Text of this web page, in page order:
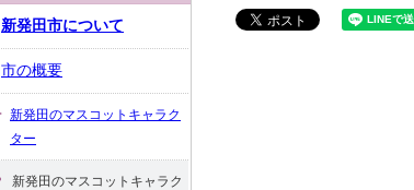
新発田市について
市の概要
新発田のマスコットキャラク
ター
新発田のマスコットキャラク